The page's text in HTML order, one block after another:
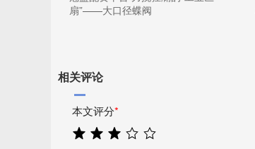
扇”——大口径蝶阀
相关评论
本文评分*